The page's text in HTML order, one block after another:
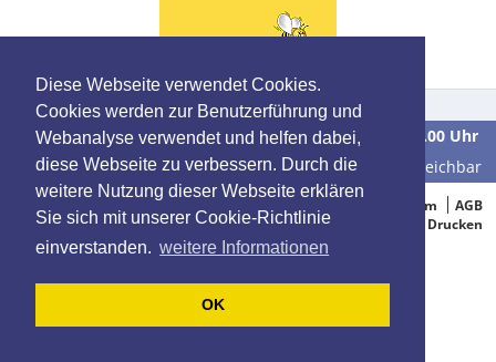
Diese Webseite verwendet Cookies.
Cookies werden zur Benutzerführung und
Webanalyse verwendet und helfen dabei,
diese Webseite zu verbessern. Durch die
weitere Nutzung dieser Webseite erklären
Sie sich mit unserer Cookie-Richtlinie
einverstanden. weitere Informationen
OK
Wir sindMontag bis Freitagin der Zeit von9.00 bis 16.00 Uhr
unter der Telefonnummer0 39 28 / 70 37 90für Sie erreichbar
© 2005-2015 Oelbestellung.de Impressum
AGB
Datenschutz
Drucken